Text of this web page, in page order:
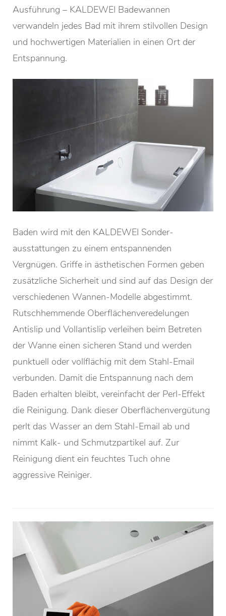
Ausführung – KALDEWEI Badewannen
verwandeln jedes Bad mit ihrem stilvollen Design
und hochwertigen Materialien in einen Ort der
Entspannung.
Baden wird mit den KALDEWEI Sonder-
ausstattungen zu einem entspannenden
Vergnügen. Griffe in ästhetischen Formen geben
zusätzliche Sicherheit und sind auf das Design der
verschiedenen Wannen-Modelle abgestimmt.
Rutschhemmende Oberflächenveredelungen
Antislip und Vollantislip verleihen beim Betreten
der Wanne einen sicheren Stand und werden
punktuell oder vollflächig mit dem Stahl-Email
verbunden. Damit die Entspannung nach dem
Baden erhalten bleibt, vereinfacht der Perl-Effekt
die Reinigung. Dank dieser Oberflächenvergütung
perlt das Wasser an dem Stahl-Email ab und
nimmt Kalk- und Schmutzpartikel auf. Zur
Reinigung dient ein feuchtes Tuch ohne
aggressive Reiniger.